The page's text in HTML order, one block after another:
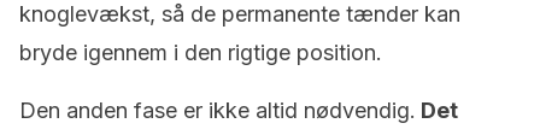
knoglevækst, så de permanente tænder kan
bryde igennem i den rigtige position.
Den anden fase er ikke altid nødvendig. Det